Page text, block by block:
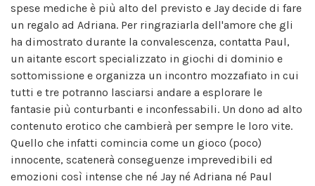
spese mediche è più alto del previsto e Jay decide di fare
un regalo ad Adriana. Per ringraziarla dell'amore che gli
ha dimostrato durante la convalescenza, contatta Paul,
un aitante escort specializzato in giochi di dominio e
sottomissione e organizza un incontro mozzafiato in cui
tutti e tre potranno lasciarsi andare a esplorare le
fantasie più conturbanti e inconfessabili. Un dono ad alto
contenuto erotico che cambierà per sempre le loro vite.
Quello che infatti comincia come un gioco (poco)
innocente, scatenerà conseguenze imprevedibili ed
emozioni così intense che né Jay né Adriana né Paul